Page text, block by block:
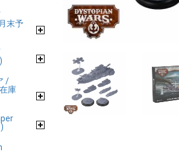
末予
/
庫